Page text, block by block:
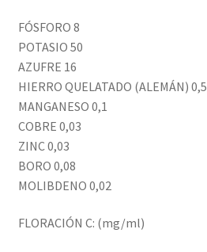
FÓSFORO 8
POTASIO 50
AZUFRE 16
HIERRO QUELATADO (ALEMÁN) 0,5
MANGANESO 0,1
COBRE 0,03
ZINC 0,03
BORO 0,08
MOLIBDENO 0,02
FLORACIÓN C: (mg/ml)